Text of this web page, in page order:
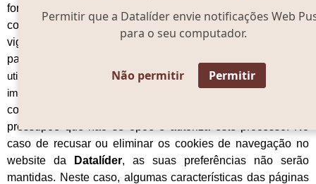
Permitir que a Datalíder envie notificações Web
para o seu computador.
Não permitir Permitir
fornecer dados estatísticos (anónimos) para aplicações
como o Google Analytics. Para cumprir a legislação em
vigor, a
é obrigada a pedir o seu consentimento
para instalar os nossos cookies.
utilização, a
Datalíderirá utilizar apenas os cookies técnicos
imprescindíveis à navegação no nosso website.
continuar a navegar pelo nosso website, a
pressupõe que não se opõe e autoriza este processo. No
caso de recusar ou eliminar os cookies de navegação no
website da
Datalíder, as suas preferências não serão
mantidas. Neste caso, algumas características das páginas